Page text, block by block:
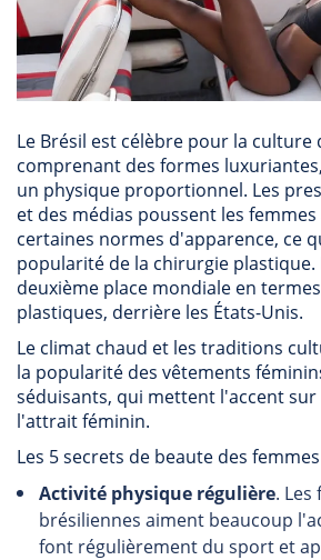
Le Brésil est célèbre pour la culture
comprenant des formes
un physique proportionnel. Les
et des médias poussent les
certaines normes d'apparence, ce
popularité de la chirurgie plastique.
deuxième place mondiale en
plastiques, derrière les États-Unis.
Le climat chaud et les traditions
la popularité des vêtements
séduisants, qui mettent l'accent
l'attrait féminin.
Les 5 secrets de beaute des
Activité physique régulière. Les
brésiliennes aiment beaucoup
font régulièrement du sport et